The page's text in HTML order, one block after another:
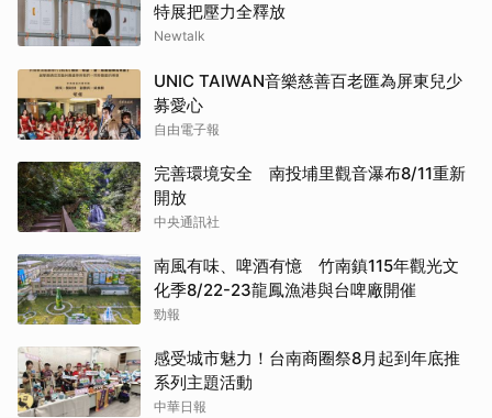
特展把壓力全釋放
Newtalk
UNIC TAIWAN音樂慈善百老匯為屏東兒少
募愛心
自由電子報
完善環境安全 南投埔里觀音瀑布8/11重新
開放
中央通訊社
南風有味、啤酒有憶 竹南鎮115年觀光文
化季8/22-23龍鳳漁港與台啤廠開催
勁報
感受城市魅力！台南商圈祭8月起到年底推
系列主題活動
中華日報